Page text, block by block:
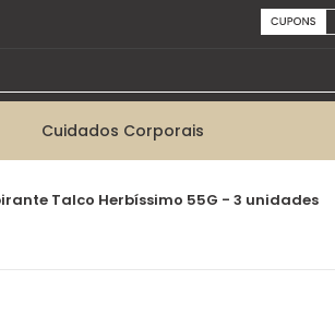
Cuidados Corporais
Talco Herbíssimo 55G - 3 unidades